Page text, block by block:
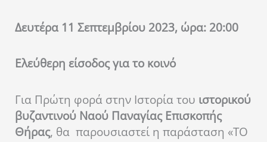
Δευτέρα 11 Σεπτεμβρίου 2023, ώρα: 20:00
Ελεύθερη είσοδος για το κοινό
Για Πρώτη φορά στην Ιστορία του ιστορικού
βυζαντινού Ναού Παναγίας Επισκοπής
Θήρας, θα παρουσιαστεί η παράσταση «ΤΟ